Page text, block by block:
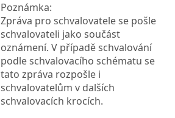
Poznámka:
Zpráva pro schvalovatele se pošle
schvalovateli jako součást
oznámení. V případě schvalování
podle schvalovacího schématu se
tato zpráva rozpošle i
schvalovatelům v dalších
schvalovacích krocích.